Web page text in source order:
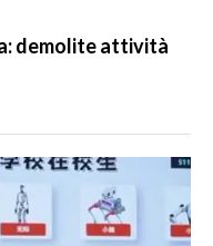
demolite attività